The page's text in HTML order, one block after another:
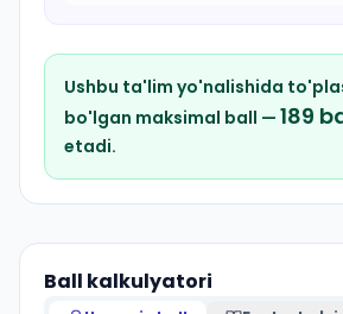
Ushbu ta'lim yo'nalishida
bo'lgan maksimal ball — 189
etadi.
Ball kalkulyatori